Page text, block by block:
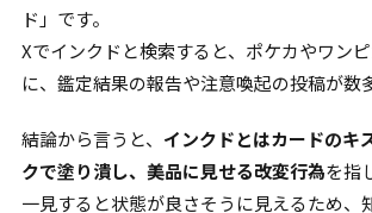
ド」です。
Xでインクドと検索すると、ポケカやワン
に、鑑定結果の報告や注意喚起の投稿が数
結論から言うと、 インクドとはカードのキ
クで塗り潰し、美品に見せる改変行為を指
一見すると状態が良さそうに見えるため、